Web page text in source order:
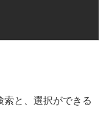
と、選択ができる